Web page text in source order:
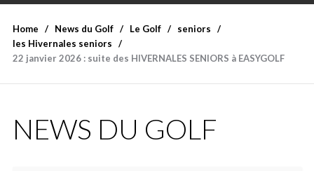
Home News du Golf Le Golf
seniors
les Hivernales seniors
22 janvier 2026 : suite des HIVERNALES SENIORS à EASYGOLF
NEWS DU GOLF